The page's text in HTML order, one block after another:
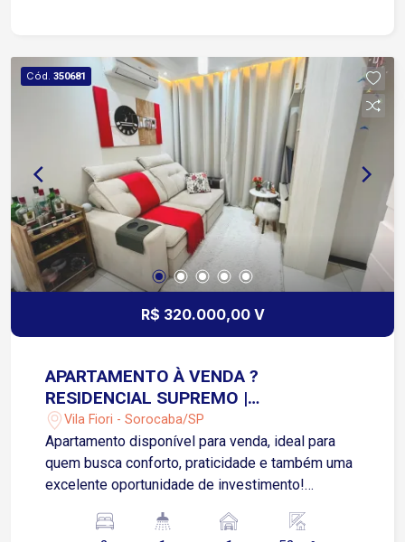
plana, o lote facilita a execução imediata de
obras, otimizando custos de fundação e
garantindo um excelente retorno sobre o
investimento
Cód. 350681
R$ 320.000,00 V
APARTAMENTO À VENDA ?
RESIDENCIAL SUPREMO |
SOROCABA/SP | VILA FIORE
Vila Fiori - Sorocaba/SP
Apartamento disponível para venda, ideal para
quem busca conforto, praticidade e também uma
excelente oportunidade de investimento!
armário planejado completo) Sala aconchegante